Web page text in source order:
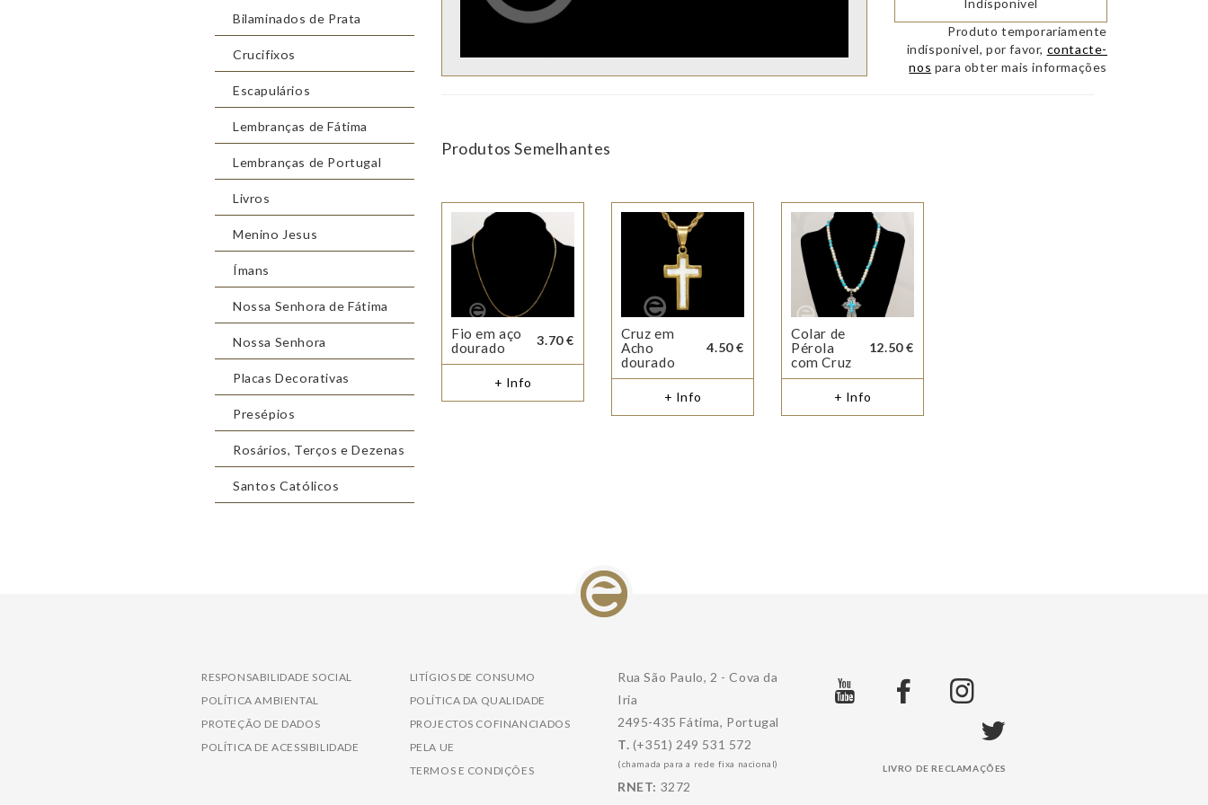
Bilaminados de Prata
Crucifixos
Escapulários
Lembranças de Fátima
Lembranças de Portugal
Livros
Menino Jesus
Ímans
Nossa Senhora de Fátima
Nossa Senhora
Placas Decorativas
Presépios
Rosários, Terços e Dezenas
Santos Católicos
Indisponível
Produto temporariamente
indísponivel, por favor, contacte-
nos para obter mais informações
Produtos Semelhantes
Fio em aço
dourado
3.70 €
+ Info
Cruz em
Acho
dourado
4.50 €
+ Info
Colar de
Pérola
com Cruz
12.50 €
+ Info
RESPONSABILIDADE SOCIAL
POLÍTICA AMBIENTAL
PROTEÇÃO DE DADOS
POLÍTICA DE ACESSIBILIDADE
LITÍGIOS DE CONSUMO
POLÍTICA DA QUALIDADE
PROJECTOS COFINANCIADOS
PELA UE
TERMOS E CONDIÇÕES
Rua São Paulo, 2 - Cova da
Iria
2495-435 Fátima, Portugal
T. (+351) 249 531 572
(chamada para a rede fixa nacional)
RNET: 3272
LIVRO DE RECLAMAÇÕES